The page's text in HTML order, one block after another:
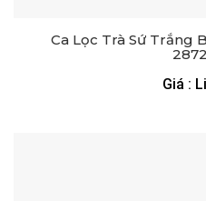
Ca Lọc Trà Sứ Trắng
Giá :